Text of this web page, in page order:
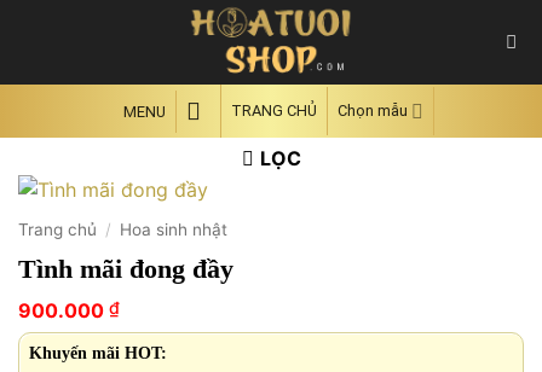
MENU TRANG CHỦ Chọn mẫu
LỌC
Trang chủ / Hoa sinh nhật
Tình mãi đong đầy
900.000 ₫
Khuyến mãi HOT: